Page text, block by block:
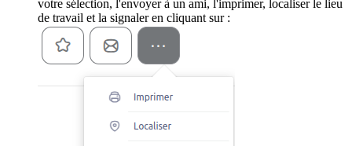
votre sélection, l'envoyer à un ami, l'imprimer, localiser le lieu
de travail et la signaler en cliquant sur :